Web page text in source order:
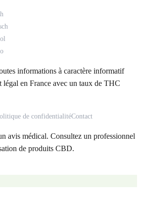
informations à caractère informatif
en France avec un taux de THC
de confidentialitéContact
avis médical. Consultez un professionnel
de produits CBD.